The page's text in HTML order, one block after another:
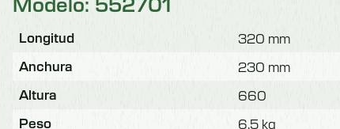
Longitud 320 mm
Anchura 230 mm
Altura 660
Peso 6,5 kg